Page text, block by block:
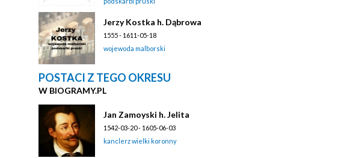
Jerzy Kostka h. Dąbrowa
1555 - 1611-05-18
wojewoda malborski
POSTACI Z TEGO OKRESU
W BIOGRAMY.PL
Jan Zamoyski h. Jelita
1542-03-20 - 1605-06-03
kanclerz wielki koronny